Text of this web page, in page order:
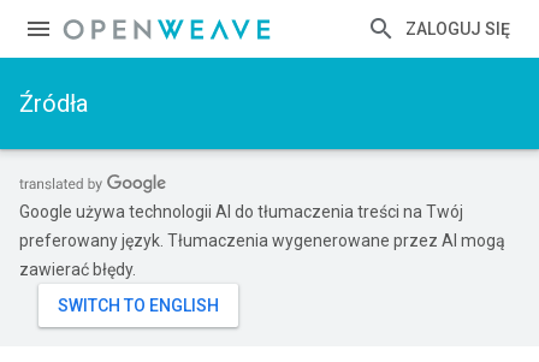
ZALOGUJ SIĘ
Źródła
Google używa technologii AI do tłumaczenia treści na Twój
preferowany język. Tłumaczenia wygenerowane przez AI mogą
zawierać błędy.